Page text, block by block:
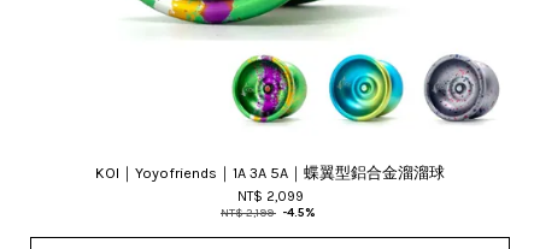
KOI｜Yoyofriends｜1A 3A 5A｜蝶翼型鋁合金溜溜球
NT$ 2,099
NT$ 2,199 -4.5%